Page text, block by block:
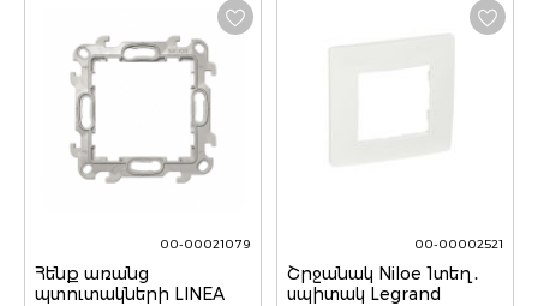
00-00021079
Հենք առանց
պտուտակների LINEA
00-00002521
Շրջանակ Niloe 1տեղ․
սպիտակ Legrand